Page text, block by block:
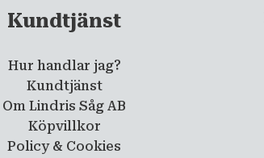
Kundtjänst
Hur handlar jag?
Kundtjänst
Om Lindris Såg AB
Köpvillkor
Policy & Cookies